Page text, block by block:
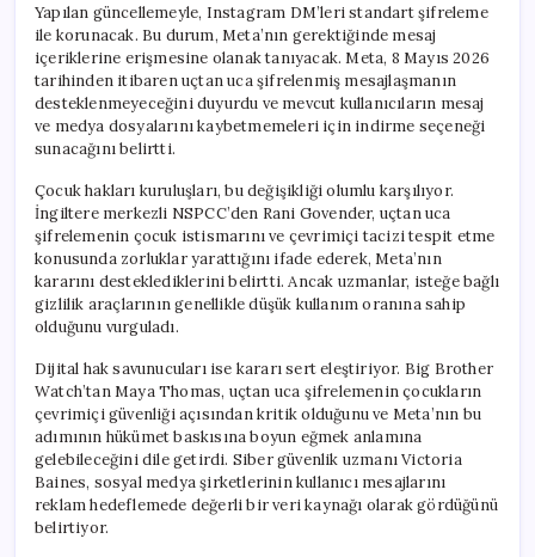
Yapılan güncellemeyle, Instagram DM’leri standart şifreleme
ile korunacak. Bu durum, Meta’nın gerektiğinde mesaj
içeriklerine erişmesine olanak tanıyacak. Meta, 8 Mayıs 2026
tarihinden itibaren uçtan uca şifrelenmiş mesajlaşmanın
desteklenmeyeceğini duyurdu ve mevcut kullanıcıların mesaj
ve medya dosyalarını kaybetmemeleri için indirme seçeneği
sunacağını belirtti.
Çocuk hakları kuruluşları, bu değişikliği olumlu karşılıyor.
İngiltere merkezli NSPCC’den Rani Govender, uçtan uca
şifrelemenin çocuk istismarını ve çevrimiçi tacizi tespit etme
konusunda zorluklar yarattığını ifade ederek, Meta’nın
kararını desteklediklerini belirtti. Ancak uzmanlar, isteğe bağlı
gizlilik araçlarının genellikle düşük kullanım oranına sahip
olduğunu vurguladı.
Dijital hak savunucuları ise kararı sert eleştiriyor. Big Brother
Watch’tan Maya Thomas, uçtan uca şifrelemenin çocukların
çevrimiçi güvenliği açısından kritik olduğunu ve Meta’nın bu
adımının hükümet baskısına boyun eğmek anlamına
gelebileceğini dile getirdi. Siber güvenlik uzmanı Victoria
Baines, sosyal medya şirketlerinin kullanıcı mesajlarını
reklam hedeflemede değerli bir veri kaynağı olarak gördüğünü
belirtiyor.